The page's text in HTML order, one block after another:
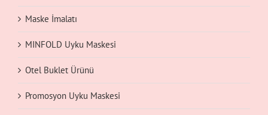
Maske İmalatı
MINFOLD Uyku Maskesi
Otel Buklet Ürünü
Promosyon Uyku Maskesi